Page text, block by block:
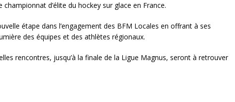
d’élite du hockey sur glace en France.
étape dans l’engagement des BFM Locales en offrant à ses
des équipes et des athlètes régionaux.
rencontres, jusqu’à la finale de la Ligue Magnus, seront à retrouver